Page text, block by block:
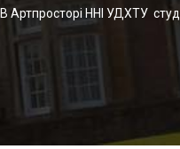
В Артпросторі ННІ УДХТУ